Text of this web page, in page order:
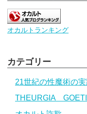
オカルトランキング
カテゴリー
21世紀の性魔術の実
THEURGIA